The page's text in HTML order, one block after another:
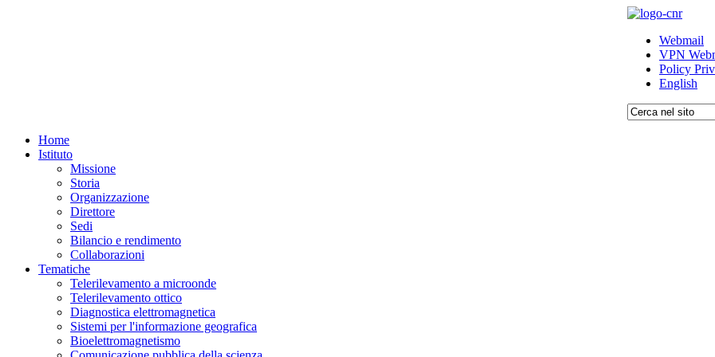
Webmail
VPN
Policy
English
Home
Istituto
Missione
Storia
Organizzazione
Direttore
Sedi
Bilancio e rendimento
Collaborazioni
Tematiche
Telerilevamento a microonde
Telerilevamento ottico
Diagnostica elettromagnetica
Sistemi per l'informazione geografica
Bioelettromagnetismo